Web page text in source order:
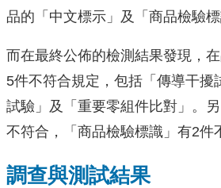
品的「中文標示」及「商品檢驗
而在最終公佈的檢測結果發現，
5件不符合規定，包括「傳導干擾
試驗」及「重要零組件比對」。
不符合，「商品檢驗標識」有2件
調查與測試結果